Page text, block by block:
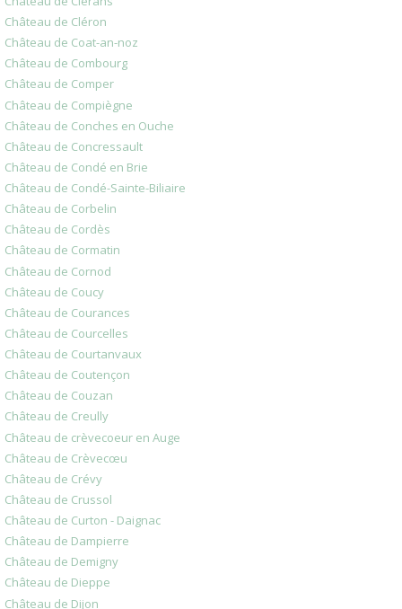
Château de Cléron
Château de Coat-an-noz
Château de Combourg
Château de Comper
Château de Compiègne
Château de Conches en Ouche
Château de Concressault
Château de Condé en Brie
Château de Condé-Sainte-Biliaire
Château de Corbelin
Château de Cordès
Château de Cormatin
Château de Cornod
Château de Coucy
Château de Courances
Château de Courcelles
Château de Courtanvaux
Château de Coutençon
Château de Couzan
Château de Creully
Château de crèvecoeur en Auge
Château de Crèvecœu
Château de Crévy
Château de Crussol
Château de Curton - Daignac
Château de Dampierre
Château de Demigny
Château de Dieppe
Château de Dijon